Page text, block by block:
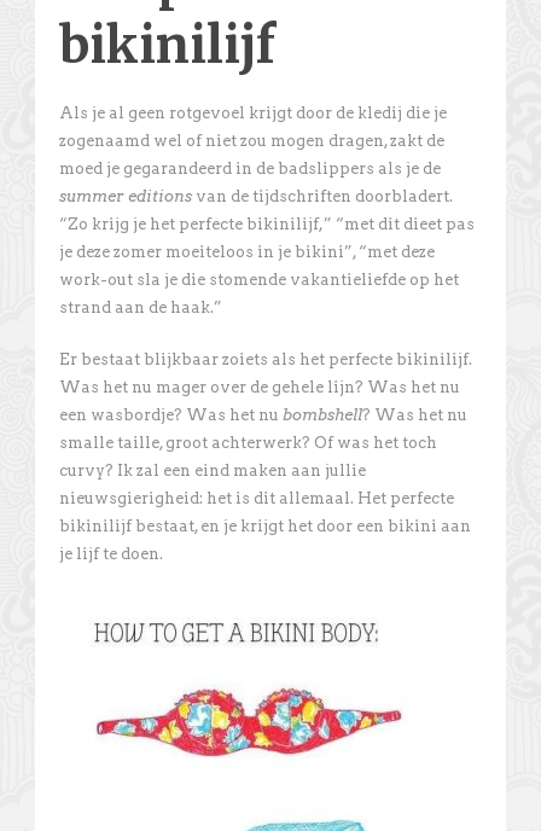
bikinilijf
Als je al geen rotgevoel krijgt door de kledij die je
zogenaamd wel of niet zou mogen dragen, zakt de
moed je gegarandeerd in de badslippers als je de
summer editionsvan de tijdschriften doorbladert.
“Zo krijg je het perfecte bikinilijf,” “met dit dieet pas
je deze zomer moeiteloos in je bikini”, “met deze
work-out sla je die stomende vakantieliefde op het
strand aan de haak.”
Er bestaat blijkbaar zoiets als het perfecte bikinilijf.
Was het nu mager over de gehele lijn? Was het nu
een wasbordje? Was het nu bombshell? Was het nu
smalle taille, groot achterwerk? Of was het toch
curvy? Ik zal een eind maken aan jullie
nieuwsgierigheid: het is dit allemaal. Het perfecte
bikinilijf bestaat, en je krijgt het door een bikini aan
je lijf te doen.